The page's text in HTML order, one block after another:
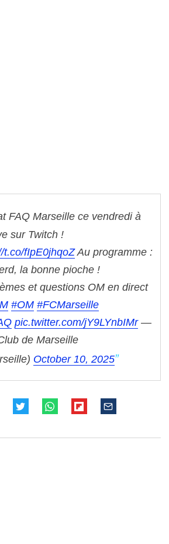
FAQ Marseille ce vendredi à
sur Twitch !
t.co/fIpE0jhqoZ Au programme :
la bonne pioche !
et questions OM en direct
#OM #FCMarseille
pic.twitter.com/jY9LYnbIMr —
de Marseille
October 10, 2025